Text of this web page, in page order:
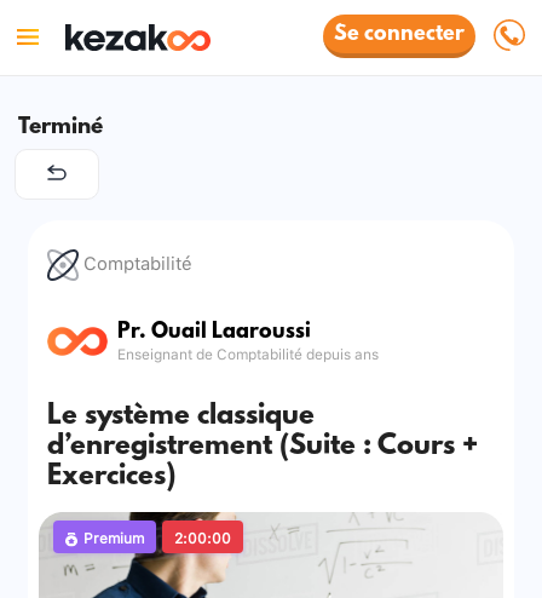
Se connecter
Terminé
Comptabilité
Pr. Ouail Laaroussi
Enseignant de Comptabilité depuis ans
Le système classique
d’enregistrement (Suite : Cours +
Exercices)
Premium 2:00:00